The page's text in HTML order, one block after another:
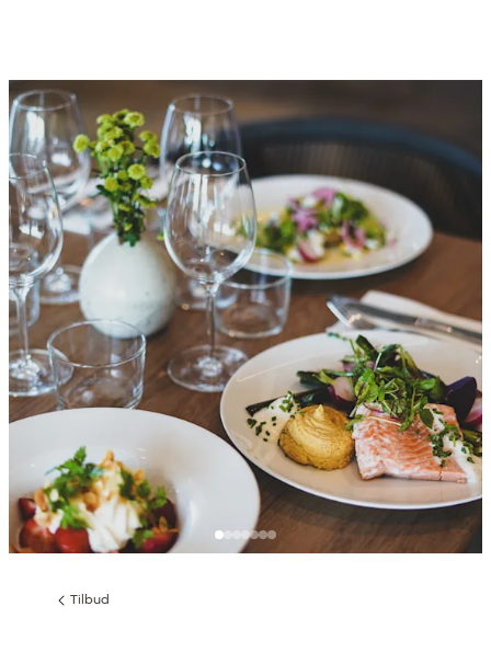
Forrige
Tilbud